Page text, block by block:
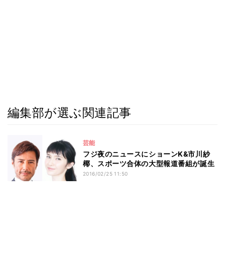
編集部が選ぶ関連記事
芸能
フジ夜のニュースにショーンK&市川紗
椰、スポーツ合体の大型報道番組が誕生
2016/02/25 11:50